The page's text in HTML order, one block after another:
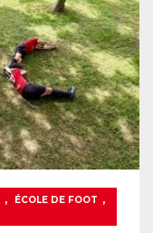
, ÉCOLE DE FOOT ,